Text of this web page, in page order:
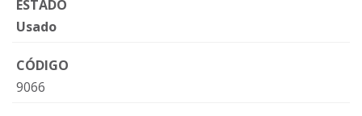
ESTADO
Usado
CÓDIGO
9066